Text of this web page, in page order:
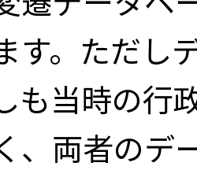
す。ただし
も当時の行
、両者のデ